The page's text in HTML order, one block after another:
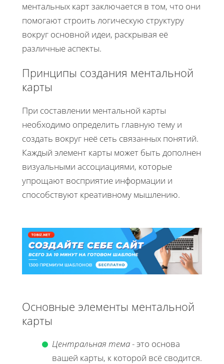
ментальных карт заключается в том, что они
помогают строить логическую структуру
вокруг основной идеи, раскрывая её
различные аспекты.
Принципы создания ментальной
карты
При составлении ментальной карты
необходимо определить главную тему и
создать вокруг неё сеть связанных понятий.
Каждый элемент карты может быть дополнен
визуальными ассоциациями, которые
упрощают восприятие информации и
способствуют креативному мышлению.
Основные элементы ментальной
карты
Центральная тема- это основа
вашей карты, к которой всё сводится.